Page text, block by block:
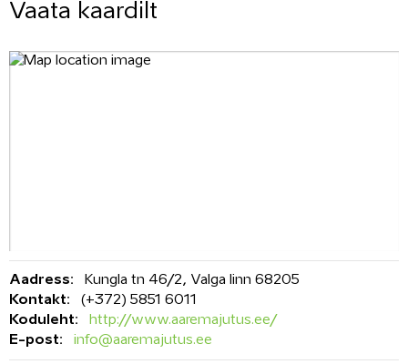
Vaata kaardilt
Aadress:
Kungla tn 46/2, Valga linn 68205
Kontakt:
(+372) 5851 6011
Koduleht:
http://www.aaremajutus.ee/
E-post:
info@aaremajutus.ee